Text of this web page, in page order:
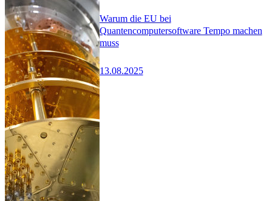
Warum die EU bei
Quantencomputersoftware Tempo machen
muss
13.08.2025